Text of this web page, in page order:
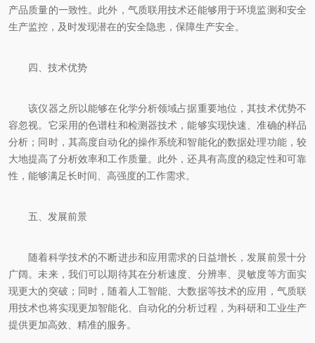
产品质量的一致性。此外，气质联用技术还能够用于环境监测和安全
生产监控，及时发现潜在的安全隐患，保障生产安全。
四、技术优势
该仪器之所以能够在化学分析领域占据重要地位，其技术优势不
容忽视。它采用的色谱柱和检测器技术，能够实现快速、准确的样品
分析；同时，其高度自动化的操作系统和智能化的数据处理功能，较
大地提高了分析效率和工作质量。此外，还具有高度的稳定性和可靠
性，能够满足长时间、高强度的工作需求。
五、发展前景
随着科学技术的不断进步和应用需求的日益增长，发展前景十分
广阔。未来，我们可以期待其在分析速度、分辨率、灵敏度等方面实
现更大的突破；同时，随着人工智能、大数据等技术的应用，气质联
用技术也将实现更加智能化、自动化的分析过程，为科研和工业生产
提供更加高效、精准的服务。